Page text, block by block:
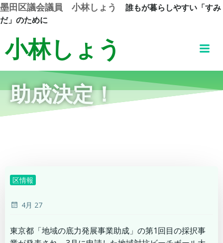
コ
ン
ツ
ス
キ
ッ
墨田区議会議員 小林しょう 誰もが暮らしやすい「すみ
だ」のために
小林しょう
助成決定！
区情報
4月 27
東京都「地域の底力発展事業助成」の第1回目の採択事